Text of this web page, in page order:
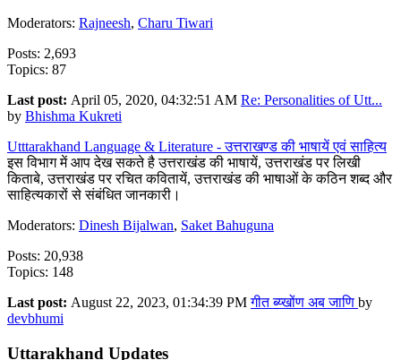
Moderators: Rajneesh, Charu Tiwari
Posts: 2,693
Topics: 87
Last post: April 05, 2020, 04:32:51 AM Re: Personalities of Utt...
by Bhishma Kukreti
Utttarakhand Language & Literature - उत्तराखण्ड की भाषायें एवं साहित्य
इस विभाग में आप देख सकते है उत्तराखंड की भाषायें, उत्तराखंड पर लिखी
किताबे, उत्तराखंड पर रचित कवितायें, उत्तराखंड की भाषाओं के कठिन शब्द और
साहित्यकारों से संबंधित जानकारी।
Moderators: Dinesh Bijalwan, Saket Bahuguna
Posts: 20,938
Topics: 148
Last post: August 22, 2023, 01:34:39 PMगीत ब्य्खोंण अब जाणि by
devbhumi
Uttarakhand Updates